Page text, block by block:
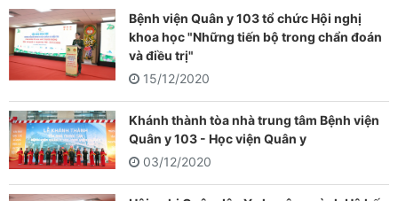
Bệnh viện Quân y 103 tổ chức Hội nghị
khoa học "Những tiến bộ trong chẩn đoán
và điều trị"
15/12/2020
Khánh thành tòa nhà trung tâm Bệnh viện
Quân y 103 - Học viện Quân y
03/12/2020